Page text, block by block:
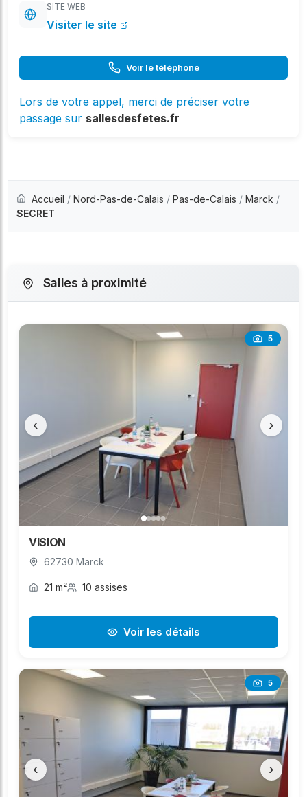
SITE WEB
Visiter le site
Voir le téléphone
Lors de votre appel, merci de préciser votre
passage sur sallesdesfetes.fr
Accueil / Nord-Pas-de-Calais / Pas-de-Calais / Marck /
SECRET
Salles à proximité
5
‹ ›
VISION
62730 Marck
21 m² 10 assises
Voir les détails
5
‹ ›